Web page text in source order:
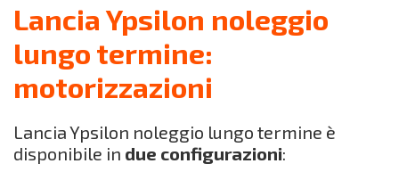
Lancia Ypsilon noleggio
lungo termine:
motorizzazioni
Lancia Ypsilon noleggio lungo termine è
disponibile in due configurazioni: